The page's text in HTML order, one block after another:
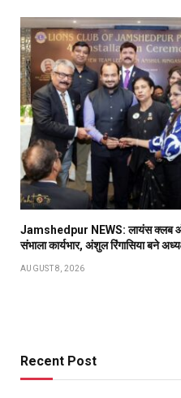
Jamshedpur NEWS: लायंस क्लब
संभाला कार्यभार, अंशुल रिंगासिया बने
AUGUST 8, 2026
Recent Post